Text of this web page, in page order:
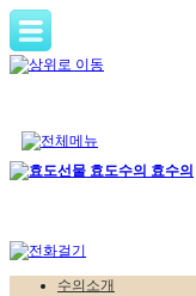
수의소개